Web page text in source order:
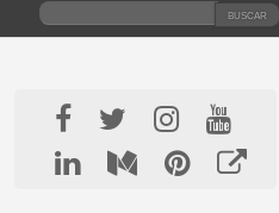
FORMULÁRIO DE BUSCA
BUSCAR